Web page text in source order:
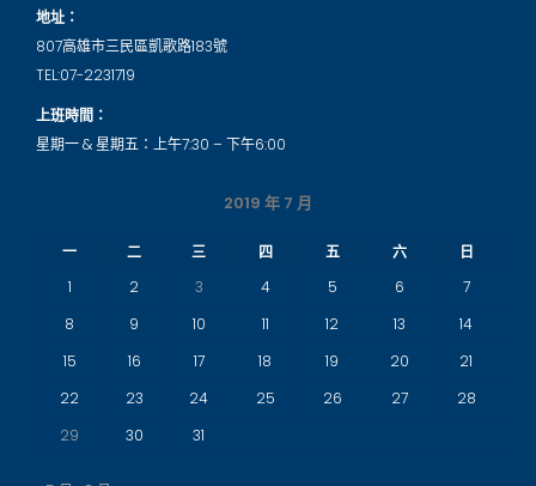
地址：
807高雄市三民區凱歌路183號
TEL:07-2231719
上班時間：
星期一 & 星期五：上午7:30 – 下午6:00
2019 年 7 月
一 二 三 四 五 六
日
1
2 3 4 5 6
7
8
9 10 11 12 13
14
15
16 17 18 19 20
21
22
23 24 25 26 27
28
29
30 31